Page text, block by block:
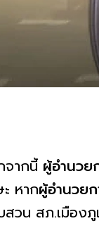
จากนี้ ผู้อำนวย
หากผู้อำนวยก
สวน สภ.เมืองภู